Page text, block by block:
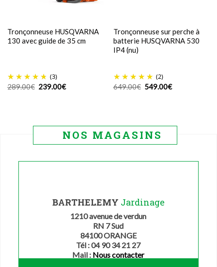
Tronçonneuse HUSQVARNA
130 avec guide de 35 cm
(3)
289.00€ Le
prix
239.00€Le
prix
Tronçonneuse sur perche à
batterie HUSQVARNA 530
IP4 (nu)
(2)
649.00€ Le
prix
549.00€Le
prix
NOS MAGASINS
BARTHELEMY Jardinage
1210 avenue de verdun
RN 7 Sud
84100 ORANGE
Tél : 04 90 34 21 27
Mail : Nous contacter